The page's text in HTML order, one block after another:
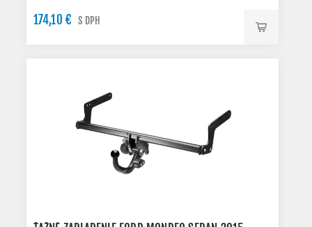
174,10 € S DPH